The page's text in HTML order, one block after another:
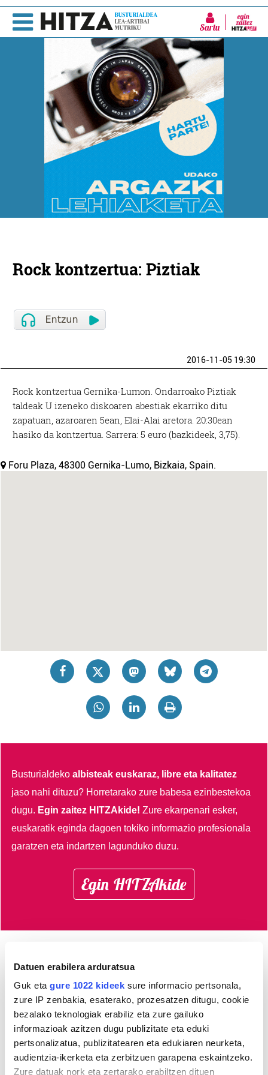
Datuen erabilera arduratsua
Guk eta gure 1022 kideek sure informacio pertsonala,
zure IP zenbakia, esaterako, prozesatzen ditugu, cookie
bezalako teknologiak erabiliz eta zure gailuko
informazioak azitzen dugu publizitate eta eduki
pertsonalizatua, publizitatearen eta edukiaren neurketa,
audientzia-ikerketa eta zerbitzuen garapena eskaintzeko.
Zure datuak nork eta zertarako erabiltzen dituen
Sartu
Rock kontzertua: Piztiak
2016-11-05 19:30
Rock kontzertua Gernika-Lumon. Ondarroako Piztiak
taldeak U izeneko diskoaren abestiak ekarriko ditu
zapatuan, azaroaren 5ean, Elai-Alai aretora. 20:30ean
hasiko da kontzertua. Sarrera: 5 euro (bazkideek, 3,75).
Foru Plaza, 48300 Gernika-Lumo, Bizkaia, Spain.
Busturialdekoalbisteak euskaraz, libre eta kalitatez
jaso nahi dituzu? Horretarako zure babesa ezinbestekoa
dugu. Egin zaitez HITZAkide!Zure ekarpenari esker,
euskaratik eginda dagoen tokiko informazio profesionala
garatzen eta indartzen lagunduko duzu.
Egin HITZAkide
AGENDA
Abuztua 2026
AL. AR. AZ. OG. OL. LR.
27
28 29 30 31 1 2
3 4 5 6 7 8 9